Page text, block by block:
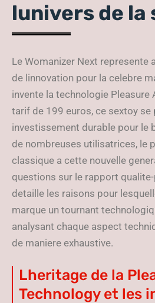
lunivers de la
Le Womanizer Next represente
de linnovation pour la celebre
invente la technologie Pleasure
tarif de 199 euros, ce sextoy
investissement durable pour le
de nombreuses utilisatrices, le
classique a cette nouvelle
questions sur le rapport
detaille les raisons pour
marque un tournant
analysant chaque aspect
de maniere exhaustive.
Lheritage de la
Technology et les